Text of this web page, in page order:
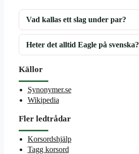
Vad kallas ett slag under par?
Heter det alltid Eagle på svenska?
Källor
Synonymer.se
Wikipedia
Fler ledtrådar
Korsordshjälp
Tagg korsord